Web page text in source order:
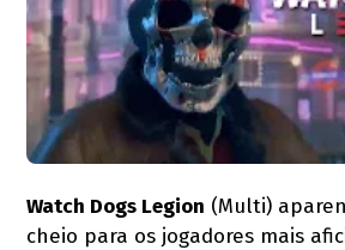
Watch Dogs Legion (Multi)
cheio para os jogadores mais